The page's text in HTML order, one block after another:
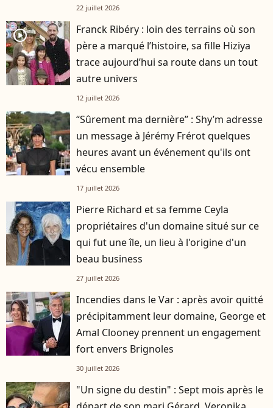
22 juillet 2026
player2
Franck Ribéry : loin des terrains où son
père a marqué l’histoire, sa fille Hiziya
trace aujourd’hui sa route dans un tout
autre univers
12 juillet 2026
“Sûrement ma dernière” : Shy’m adresse
un message à Jérémy Frérot quelques
heures avant un événement qu'ils ont
vécu ensemble
17 juillet 2026
Pierre Richard et sa femme Ceyla
propriétaires d'un domaine situé sur ce
qui fut une île, un lieu à l'origine d'un
beau business
27 juillet 2026
Incendies dans le Var : après avoir quitté
précipitamment leur domaine, George et
Amal Clooney prennent un engagement
fort envers Brignoles
30 juillet 2026
"Un signe du destin" : Sept mois après le